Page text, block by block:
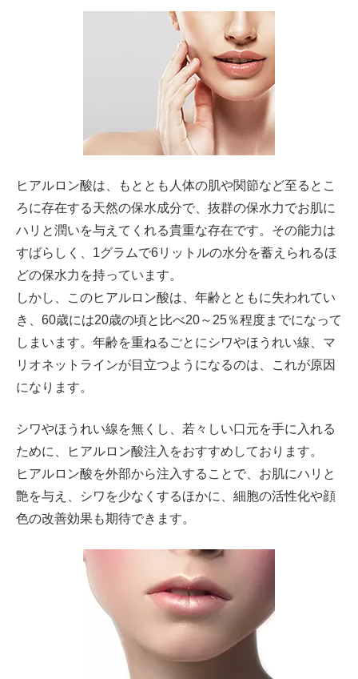
ヒアルロン酸は、もととも人体の肌や関節など至るとこ
ろに存在する天然の保水成分で、抜群の保水力でお肌に
ハリと潤いを与えてくれる貴重な存在です。その能力は
すばらしく、1グラムで6リットルの水分を蓄えられるほ
どの保水力を持っています。
しかし、このヒアルロン酸は、年齢とともに失われてい
き、60歳には20歳の頃と比べ20～25％程度までになって
しまいます。年齢を重ねるごとにシワやほうれい線、マ
リオネットラインが目立つようになるのは、これが原因
になります。
シワやほうれい線を無くし、若々しい口元を手に入れる
ために、ヒアルロン酸注入をおすすめしております。
ヒアルロン酸を外部から注入することで、お肌にハリと
艶を与え、シワを少なくするほかに、細胞の活性化や顔
色の改善効果も期待できます。